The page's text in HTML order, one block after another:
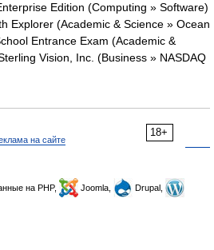
Edition (Computing » Software)
Explorer (Academic & Science » Ocean
Entrance Exam (Academic &
Vision, Inc. (Business » NASDAQ
18+
на сайте
на PHP, Joomla,
Drupal,